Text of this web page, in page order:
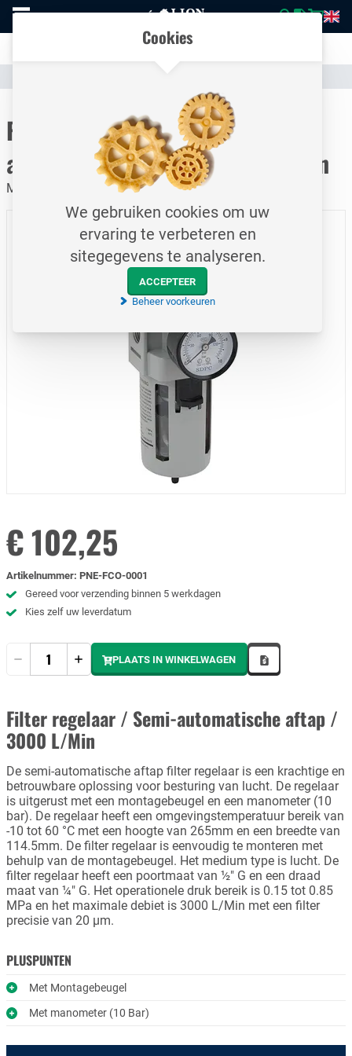
Naar
homepage
Transparante communicatie over kosten en verzendstatus
Filter regelaar / Semi-
automatische aftap / 3000 L/Min
Met montage beugel/ Met manometer 10 Bar / ½" BSP
€ 102,25
Artikelnummer: PNE-FCO-0001
Gereed voor verzending binnen 5 werkdagen
Kies zelf uw leverdatum
PLAATS IN WINKELWAGEN
Filter regelaar / Semi-automatische aftap /
3000 L/Min
De semi-automatische aftap filter regelaar is een krachtige en
betrouwbare oplossing voor besturing van lucht. De regelaar
is uitgerust met een montagebeugel en een manometer (10
bar). De regelaar heeft een omgevingstemperatuur bereik van
-10 tot 60 °C met een hoogte van 265mm en een breedte van
114.5mm. De filter regelaar is eenvoudig te monteren met
behulp van de montagebeugel. Het medium type is lucht. De
filter regelaar heeft een poortmaat van ½" G en een draad
maat van ¼" G. Het operationele druk bereik is 0.15 tot 0.85
MPa en het maximale debiet is 3000 L/Min met een filter
precisie van 20 µm.
PLUSPUNTEN
Met Montagebeugel
Met manometer (10 Bar)
Cookies
We gebruiken cookies om uw
ervaring te verbeteren en
sitegegevens te analyseren.
ACCEPTEER
Beheer voorkeuren